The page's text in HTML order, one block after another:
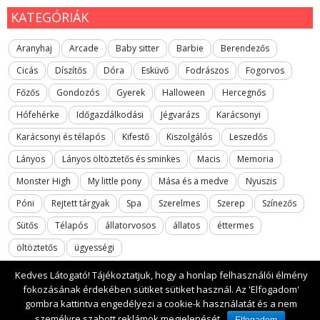
KATEGÓRIÁK
Aranyhaj Arcade Baby sitter Barbie
Berendezős
Cicás
Díszítős Dóra Esküvő Fodrászos
Fogorvos
Főzős
Gondozós Gyerek Halloween
Hercegnős
Hófehérke
Időgazdálkodási Jégvarázs
Karácsonyi
Karácsonyi és télapós
Kifestő Kiszolgálós
Leszedős
Lányos
Lányos öltöztetős és sminkes Macis
Memoria
Monster High
My little pony Mása és a medve
Nyuszis
Póni
Rejtett tárgyak Spa Szerelmes Szerep
Színezős
Sütős
Télapós állatorvosos állatos
éttermes
öltöztetős
ügyességi
2017 All rights reserved. lanyosjatekok.gyerekfilmek.hu
Kedves Látogató! Tájékoztatjuk, hogy a honlap felhasználói élmény
fokozásának érdekében sütiket sütiket használ. Az 'Elfogadom'
gombra kattintva engedélyezi a cookie-k használatát és a nem